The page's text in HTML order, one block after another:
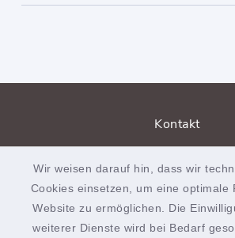
Wir weisen darauf hin, dass wir
Cookies einsetzen, um eine optimale
Website zu ermöglichen. Die
weiterer Dienste wird bei Bedarf
Kontakt
Datenschutz
Impressum